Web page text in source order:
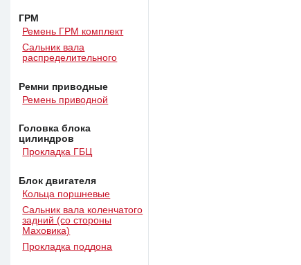
ГРМ
Ремень ГРМ комплект
Сальник вала
распределительного
Ремни приводные
Ремень приводной
Головка блока
цилиндров
Прокладка ГБЦ
Блок двигателя
Кольца поршневые
Сальник вала коленчатого
задний (со стороны
Маховика)
Прокладка поддона